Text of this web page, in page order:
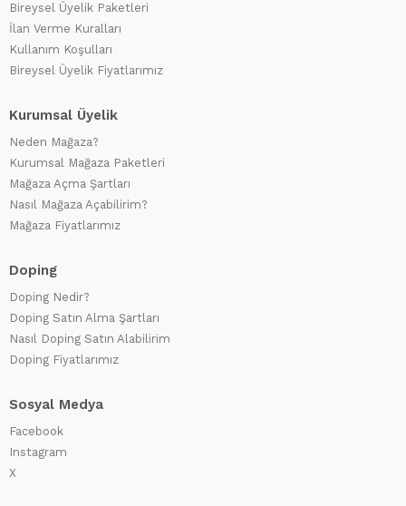
Bireysel Üyelik Paketleri
İlan Verme Kuralları
Kullanım Koşulları
Bireysel Üyelik Fiyatlarımız
Kurumsal Üyelik
Neden Mağaza?
Kurumsal Mağaza Paketleri
Mağaza Açma Şartları
Nasıl Mağaza Açabilirim?
Mağaza Fiyatlarımız
Doping
Doping Nedir?
Doping Satın Alma Şartları
Nasıl Doping Satın Alabilirim
Doping Fiyatlarımız
Sosyal Medya
Facebook
Instagram
X